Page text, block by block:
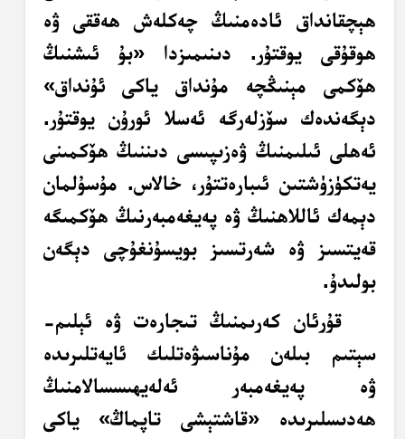
ھېچقانداق ئادەمنىڭ چەكلەش ھەققى ۋە
ھوقۇقى يوقتۇر. دىنىمىزدا «بۇ ئىشنىڭ
ھۆكمى مېنىڭچە مۇنداق ياكى ئۇنداق»
دېگەندەك سۆزلەرگە ئەسلا ئورۇن يوقتۇر.
ئەھلى ئىلىمنىڭ ۋەزىپىسى دىننىڭ ھۆكمىنى
يەتكۈزۈشتىن ئىبارەتتۇر، خالاس. مۇسۇلمان
دېمەك ئاللاھنىڭ ۋە پەيغەمبەرنىڭ ھۆكمىگە
قەيتسىز ۋە شەرتسىز بويسۇنغۇچى دېگەن
بولىدۇ.
قۇرئان كەرىمنىڭ تىجارەت ۋە ئېلىم-
سېتىم بىلەن مۇناسىۋەتلىك ئايەتلىرىدە
ۋە پەيغەمبەر ئەلەيھىسسالامنىڭ
ھەدىسلىرىدە «قاشتېشى تاپماڭ» ياكى